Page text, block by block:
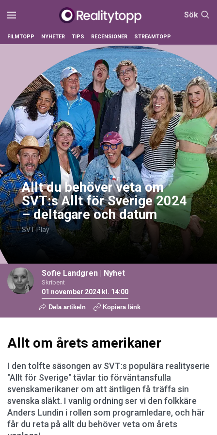
Sök
FILMTOPP NYHETER TIPS RECENSIONER STREAMTOPP
Allt du behöver veta om
SVT:s Allt för Sverige 2024
– deltagare och datum
SVT Play
Sofie Landgren | Nyhet
Skribent
01 november 2024 kl. 14:00
Dela artikeln Kopiera länk
Allt om årets amerikaner
I den tolfte säsongen av SVT:s populära realityserie
"Allt för Sverige" tävlar tio förväntansfulla
svenskamerikaner om att äntligen få träffa sin
svenska släkt. I vanlig ordning ser vi den folkkäre
Anders Lundin i rollen som programledare, och här
får du reta på allt du behöver veta om årets